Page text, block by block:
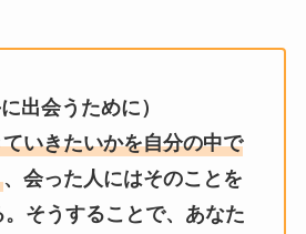
出会うために）
いきたいかを自分の中で
、会った人にはそのことを
そうすることで、あなた